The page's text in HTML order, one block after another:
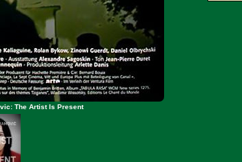
The Artist Is Present